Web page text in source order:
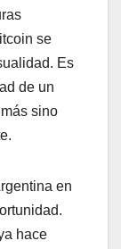
se
Es
de un
sino
en
hace